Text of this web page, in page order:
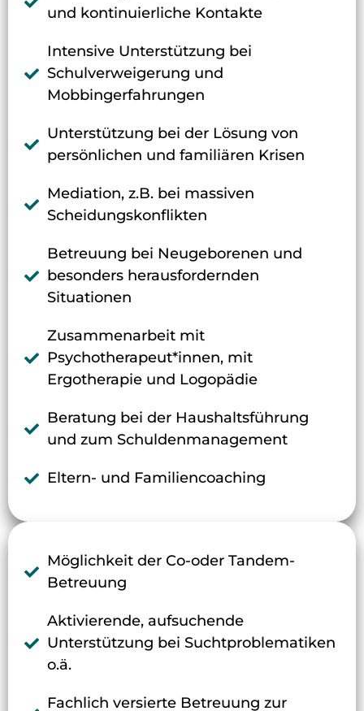
und kontinuierliche Kontakte
Intensive Unterstützung bei
Schulverweigerung und
Mobbingerfahrungen
Unterstützung bei der Lösung von
persönlichen und familiären Krisen
Mediation, z.B. bei massiven
Scheidungskonflikten
Betreuung bei Neugeborenen und
besonders herausfordernden
Situationen
Zusammenarbeit mit
Psychotherapeut*innen, mit
Ergotherapie und Logopädie
Beratung bei der Haushaltsführung
und zum Schuldenmanagement
Eltern- und Familiencoaching
Möglichkeit der Co-oder Tandem-
Betreuung
Aktivierende, aufsuchende
Unterstützung bei Suchtproblematiken
o.ä.
Fachlich versierte Betreuung zur